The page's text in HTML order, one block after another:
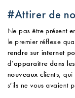
#Attirer de
Ne pas être présent
le premier réflexe
rendre sur internet
d’apparaître dans
nouveaux clients, qui
s’ils ne vous avaient